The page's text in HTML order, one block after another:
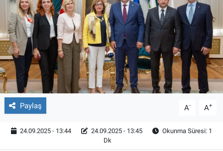
Paylaş A- A+
24.09.2025 - 13:44 24.09.2025 - 13:45
Okunma Süresi: 1
Dk
Köşe Yazıları
Röportaj
Video Galeri
Haber Arşivi